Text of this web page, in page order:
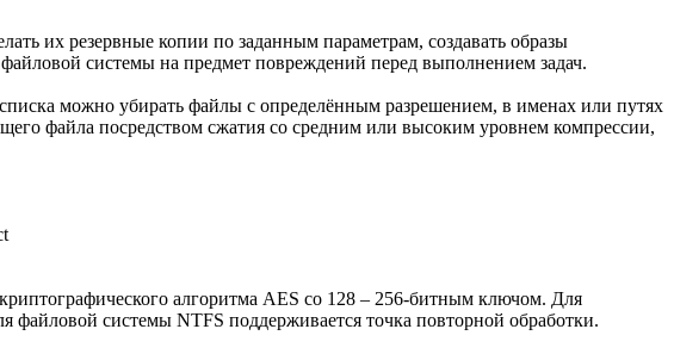
их резервные копии по заданным параметрам, создавать образы
системы на предмет повреждений перед выполнением задач.
можно убирать файлы с определённым разрешением, в именах или путях
файла посредством сжатия со средним или высоким уровнем компрессии,
алгоритма AES со 128 – 256-битным ключом. Для
системы NTFS поддерживается точка повторной обработки.